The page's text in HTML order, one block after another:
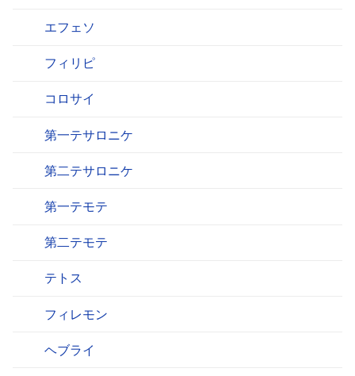
エフェソ
フィリピ
コロサイ
第一テサロニケ
第二テサロニケ
第一テモテ
第二テモテ
テトス
フィレモン
ヘブライ